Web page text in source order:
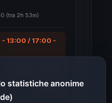
(tra 2h 53m)
13:00 / 17:00 -
Chiuso
statistiche anonime